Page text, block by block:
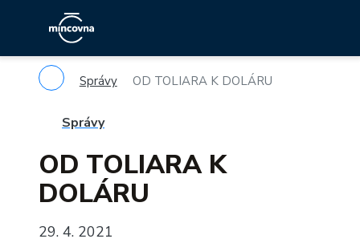
Správy OD TOLIARA K DOLÁRU
Správy
OD TOLIARA K
DOLÁRU
29. 4. 2021